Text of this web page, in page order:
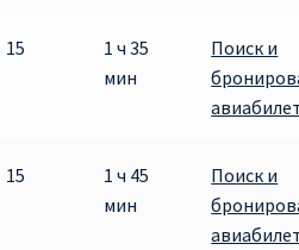
15
1 ч 35
мин
Поиск и
15
1 ч 45
мин
Поиск и